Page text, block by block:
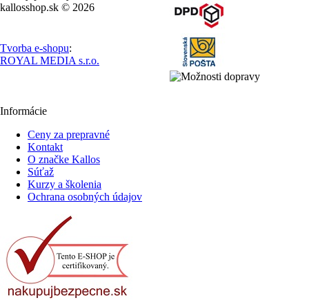
kallosshop.sk © 2026
Tvorba e-shopu:
ROYAL MEDIA s.r.o.
Informácie
Ceny za prepravné
Kontakt
O značke Kallos
Súťaž
Kurzy a školenia
Ochrana osobných údajov